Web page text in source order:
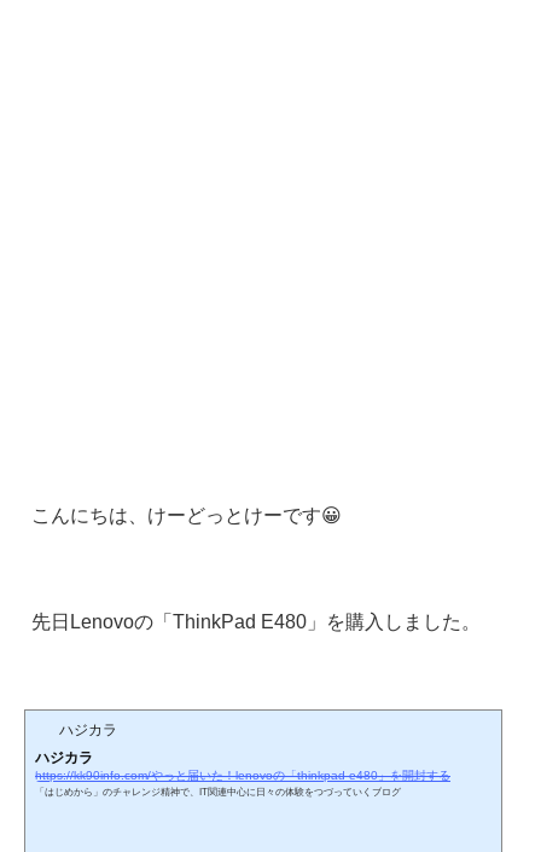
こんにちは、けーどっとけーです😀
先日Lenovoの「ThinkPad E480」を購入しました。
ハジカラ
ハジカラ
https://kk90info.com/やっと届いた！lenovoの「thinkpad-e480」を開封する
「はじめから」のチャレンジ精神で、IT関連中心に日々の体験をつづっていくブログ